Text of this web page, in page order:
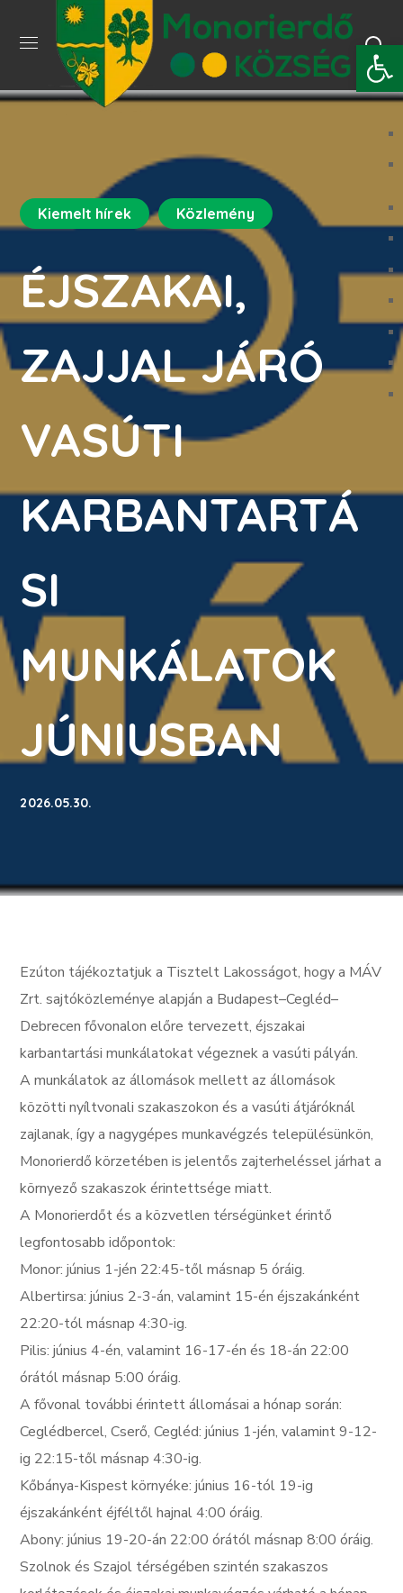
Kiemelt hírek Közlemény
ÉJSZAKAI,
ZAJJAL JÁRÓ
VASÚTI
KARBANTARTÁ
SI
MUNKÁLATOK
JÚNIUSBAN
2026.05.30.
Ezúton tájékoztatjuk a Tisztelt Lakosságot, hogy a MÁV
Zrt. sajtóközleménye alapján a Budapest–Cegléd–
Debrecen fővonalon előre tervezett, éjszakai
karbantartási munkálatokat végeznek a vasúti pályán.
A munkálatok az állomások mellett az állomások
közötti nyíltvonali szakaszokon és a vasúti átjáróknál
zajlanak, így a nagygépes munkavégzés településünkön,
Monorierdő körzetében is jelentős zajterheléssel járhat a
környező szakaszok érintettsége miatt.
A Monorierdőt és a közvetlen térségünket érintő
legfontosabb időpontok:
Monor: június 1-jén 22:45-től másnap 5 óráig.
Albertirsa: június 2-3-án, valamint 15-én éjszakánként
22:20-tól másnap 4:30-ig.
Pilis: június 4-én, valamint 16-17-én és 18-án 22:00
órától másnap 5:00 óráig.
A fővonal további érintett állomásai a hónap során:
Ceglédbercel, Cserő, Cegléd: június 1-jén, valamint 9-12-
ig 22:15-től másnap 4:30-ig.
Kőbánya-Kispest környéke: június 16-tól 19-ig
éjszakánként éjféltől hajnal 4:00 óráig.
Abony: június 19-20-án 22:00 órától másnap 8:00 óráig.
Szolnok és Szajol térségében szintén szakaszos